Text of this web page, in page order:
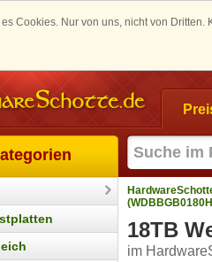
es Cookies. Nur von uns, nicht von
18TB
im